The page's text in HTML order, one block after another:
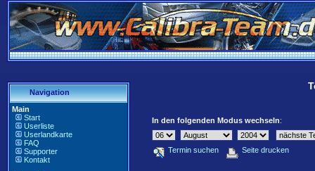
Navigation
Main
Start
Userliste
Userlandkarte
FAQ
Supporter
Kontakt
In den folgenden Modus wechseln:
Termin suchen Seite drucken